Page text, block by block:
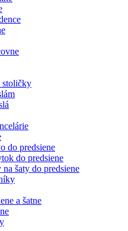
stoličky
do predsiene
do predsiene
šaty do predsiene
a šatne